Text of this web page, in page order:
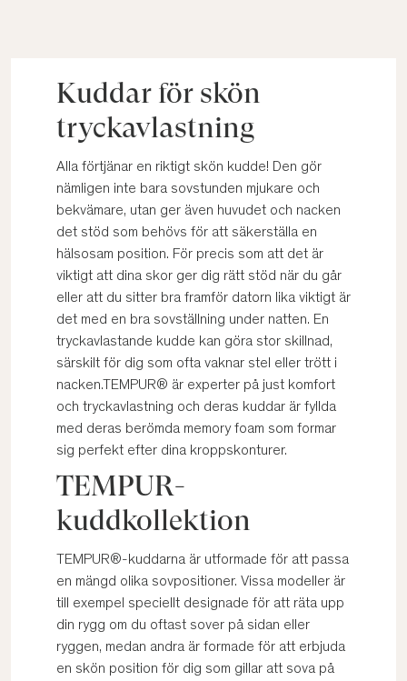
Kuddar för skön
tryckavlastning
Alla förtjänar en riktigt skön kudde! Den gör
nämligen inte bara sovstunden mjukare och
bekvämare, utan ger även huvudet och nacken
det stöd som behövs för att säkerställa en
hälsosam position. För precis som att det är
viktigt att dina skor ger dig rätt stöd när du går
eller att du sitter bra framför datorn lika viktigt är
det med en bra sovställning under natten. En
tryckavlastande kudde kan göra stor skillnad,
särskilt för dig som ofta vaknar stel eller trött i
nacken.TEMPUR® är experter på just komfort
och tryckavlastning och deras kuddar är fyllda
med deras berömda memory foam som formar
sig perfekt efter dina kroppskonturer.
TEMPUR-
kuddkollektion
TEMPUR®-kuddarna är utformade för att passa
en mängd olika sovpositioner. Vissa modeller är
till exempel speciellt designade för att räta upp
din rygg om du oftast sover på sidan eller
ryggen, medan andra är formade för att erbjuda
en skön position för dig som gillar att sova på